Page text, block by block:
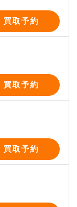
買取予約
買取予約
買取予約